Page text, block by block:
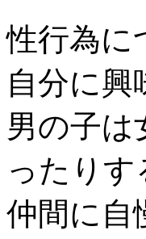
性行為に
自分に
男の子は
ったりす
仲間に自